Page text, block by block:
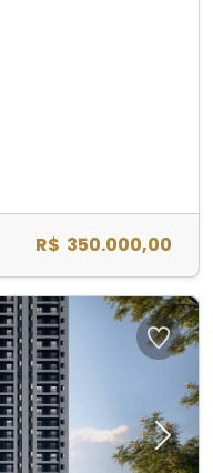
R$ 350.000,00
Next